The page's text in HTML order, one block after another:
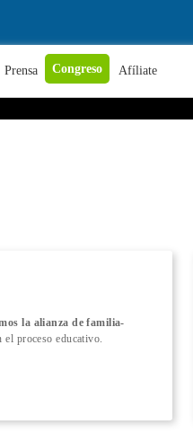
Prensa Congreso Afíliate
la alianza de familia-
el proceso educativo.